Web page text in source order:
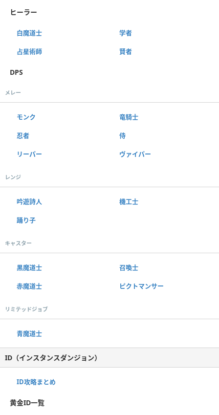
ヒーラー
白魔道士 学者
占星術師 賢者
DPS
メレー
モンク 竜騎士
忍者 侍
リーパー ヴァイパー
レンジ
吟遊詩人 機工士
踊り子
キャスター
黒魔道士 召喚士
赤魔道士 ピクトマンサー
リミテッドジョブ
青魔道士
ID（インスタンスダンジョン）
ID攻略まとめ
黄金ID一覧